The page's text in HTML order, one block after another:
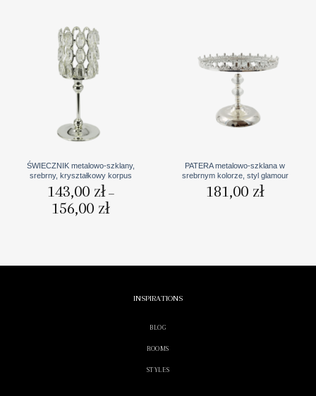
ŚWIECZNIK metalowo-szklany,
srebrny, kryształkowy korpus
143,00 zł –
156,00 złZakres
cen:
PATERA metalowo-szklana w
srebrnym kolorze, styl glamour
181,00 zł
INSPIRATIONS
BLOG
ROOMS
STYLES